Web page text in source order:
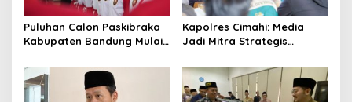
Puluhan Calon Paskibraka
Kabupaten Bandung Mulai
Kapolres Cimahi: Media
Jadi Mitra Strategis
Publik